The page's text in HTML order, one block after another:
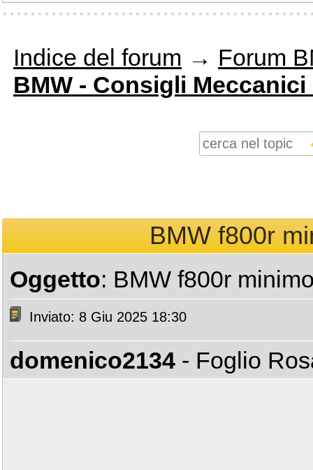
Indice del forum → Forum
BMW - Consigli Meccanici
BMW f800r
Oggetto: BMW f800r
Inviato: 8 Giu 2025 18:30
domenico2134 - Foglio